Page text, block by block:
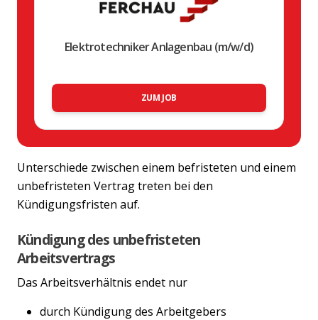
Elektrotechniker Anlagenbau (m/w/d)
ZUM JOB
Unterschiede zwischen einem befristeten und einem
unbefristeten Vertrag treten bei den
Kündigungsfristen auf.
Kündigung des unbefristeten
Arbeitsvertrags
Das Arbeitsverhältnis endet nur
durch Kündigung des Arbeitgebers